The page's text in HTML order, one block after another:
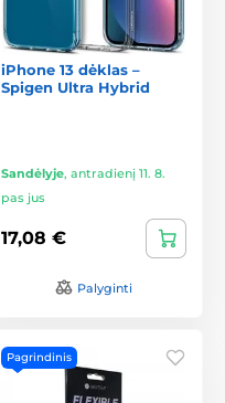
iPhone 13 dėklas –
Spigen Ultra Hybrid
Sandėlyje, antradienį 11. 8.
pas jus
17,08 €
Palyginti
Pagrindinis